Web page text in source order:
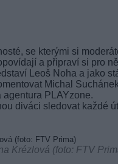
se kterými si
a připraví si pro ně
Leoš Noha a jako
Michal
PLAYzone.
diváci sledovat každé
Krézlová (foto: FTV